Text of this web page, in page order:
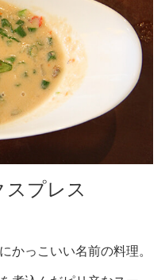
スプレス
かっこいい名前の料理。